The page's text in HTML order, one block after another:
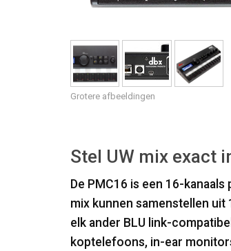
Grotere afbeeldingen
Stel UW mix exact
De PMC16 is een 16-
mix kunnen samenstellen
elk ander BLU link-
koptelefoons, in-ear